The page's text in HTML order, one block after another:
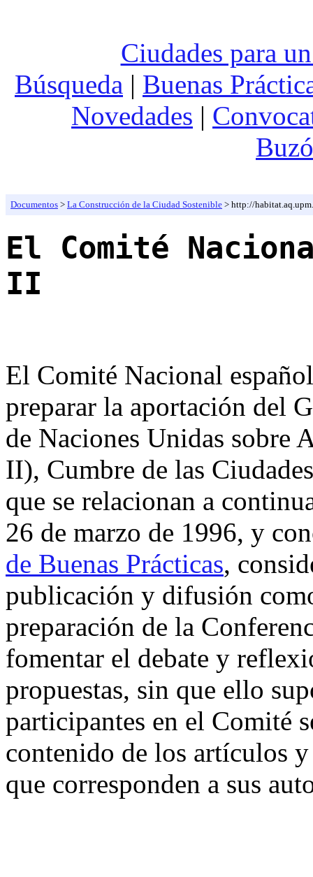
Ciudades para
Búsqueda | Buenas
Novedades |
Documentos > La Construcción de la Ciudad Sostenible > http://
El Comité
II
El Comité Nacional
preparar la aportación del
de Naciones Unidas sobre
II), Cumbre de las
que se relacionan a
26 de marzo de 1996, y
de Buenas Prácticas,
publicación y difusión
preparación de la
fomentar el debate y
propuestas, sin que ello
participantes en el Comité
contenido de los artículos
que corresponden a sus